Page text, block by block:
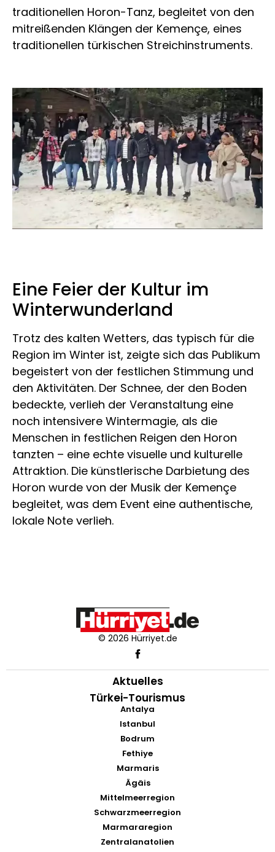
traditionellen Horon-Tanz, begleitet von den
mitreißenden Klängen der Kemençe, eines
traditionellen türkischen Streichinstruments.
Eine Feier der Kultur im
Winterwunderland
Trotz des kalten Wetters, das typisch für die
Region im Winter ist, zeigte sich das Publikum
begeistert von der festlichen Stimmung und
den Aktivitäten. Der Schnee, der den Boden
bedeckte, verlieh der Veranstaltung eine
noch intensivere Wintermagie, als die
Menschen in festlichen Reigen den Horon
tanzten – eine echte visuelle und kulturelle
Attraktion. Die künstlerische Darbietung des
Horon wurde von der Musik der Kemençe
begleitet, was dem Event eine authentische,
lokale Note verlieh.
© 2026 Hürriyet.de
Aktuelles
Türkei-Tourismus
Antalya
Istanbul
Bodrum
Fethiye
Marmaris
Ägäis
Mittelmeerregion
Schwarzmeerregion
Marmararegion
Zentralanatolien